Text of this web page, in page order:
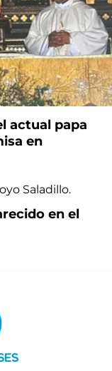
actual papa
en
en el